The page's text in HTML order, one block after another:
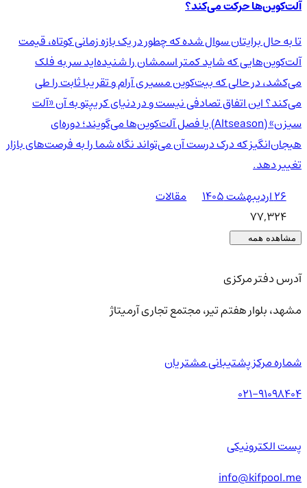
آلت‌کوین‌ها حرکت می‌کند؟
تا به حال برایتان سوال شده که چطور در یک بازه زمانی کوتاه، قیمت
آلت‌کوین‌هایی که شاید کمتر اسمشان را شنیده‌اید سر به فلک
می‌کشد، در حالی که بیت‌کوین مسیری آرام و تقریبا ثابت را طی
می‌کند؟ این اتفاق تصادفی نیست و در دنیای کریپتو به آن «آلت
سیزن» (Altseason) یا فصل آلت‌کوین‌ها می‌گویند؛ دوره‌ای
هیجان‌انگیز که درک درست آن می‌تواند نگاه شما را به فرصت‌های بازار
تغییر دهد.
۲۶ اردیبهشت ۱۴۰۵
مقالات
77,324
مشاهده همه
آدرس دفتر مرکزی
مشهد، بلوار هفتم تیر، مجتمع تجاری آرمیتاژ
شماره مرکز پشتیبانی مشتریان
021-91098404
پست الکترونیکی
info@kifpool.me